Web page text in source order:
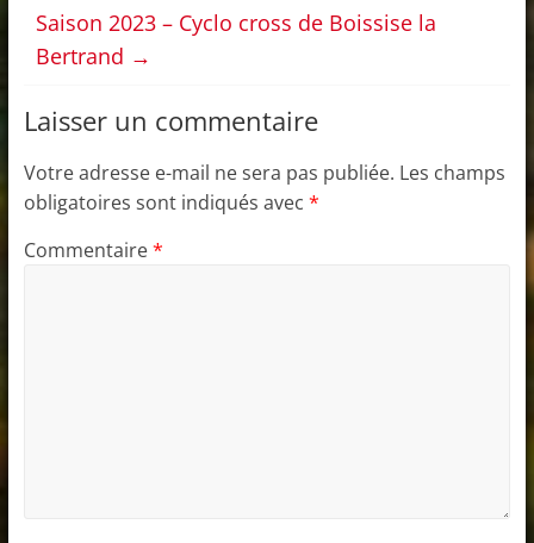
Saison 2023 – Cyclo cross de Boissise la
Bertrand →
Laisser un commentaire
Votre adresse e-mail ne sera pas publiée. Les champs
obligatoires sont indiqués avec *
Commentaire*